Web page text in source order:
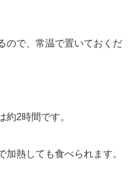
ので、常温で置いておくだ
約2時間です。
熱しても食べられます。